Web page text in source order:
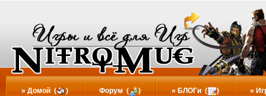
Домой ( ) Форум ( ) БЛОГи ( )